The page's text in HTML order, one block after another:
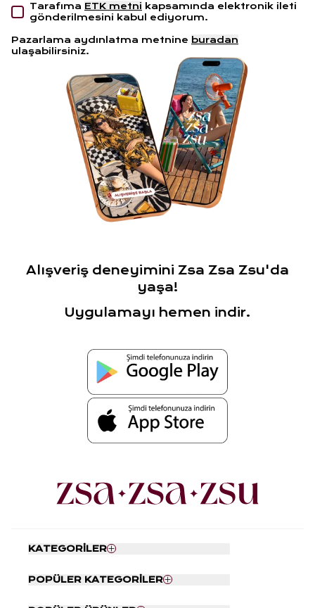
Tarafıma ETK metni kapsamında elektronik ileti
gönderilmesini kabul ediyorum.
Pazarlama aydınlatma metnine buradan
ulaşabilirsiniz.
Alışveriş deneyimini Zsa Zsa Zsu'da
yaşa!
Uygulamayı hemen indir.
KATEGORİLER
Nevresim Seti
POPÜLER KATEGORİLER